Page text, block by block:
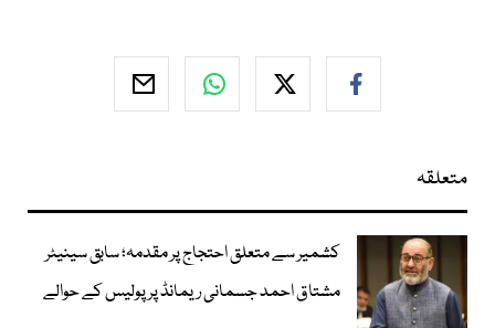
متعلقہ
کشمیر سے متعلق احتجاج پر مقدمہ؛ سابق سینیٹر
مشتاق احمد جسمانی ریمانڈ پر پولیس کے حوالے